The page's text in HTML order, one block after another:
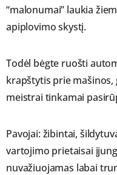
“malonumai” laukia
apiplovimo skystį.
Todėl bėgte ruošti
krapštytis prie
meistrai tinkamai
Pavojai: žibintai,
vartojimo prietaisai
nuvažiuojamas labai